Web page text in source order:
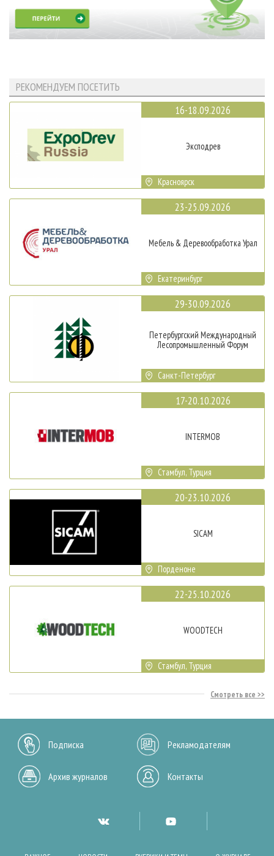
РЕКОМЕНДУЕМ ПОСЕТИТЬ
16-18.09.2026
Эксподрев
Красноярск
23-25.09.2026
Мебель & Деревообработка Урал
Екатеринбург
29-30.09.2026
Петербургский Международный
Лесопромышленный Форум
Санкт-Петербург
17-20.10.2026
INTERMOB
Стамбул, Турция
20-23.10.2026
SICAM
Порденоне
22-25.10.2026
WOODTECH
Стамбул, Турция
Смотреть все
Подписка Рекламодателям
Архив журналов Контакты